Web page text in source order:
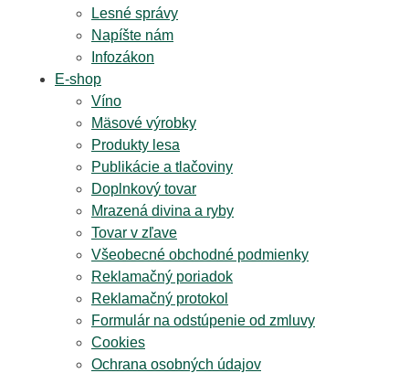
Lesné správy
Napíšte nám
Infozákon
E-shop
Víno
Mäsové výrobky
Produkty lesa
Publikácie a tlačoviny
Doplnkový tovar
Mrazená divina a ryby
Tovar v zľave
Všeobecné obchodné podmienky
Reklamačný poriadok
Reklamačný protokol
Formulár na odstúpenie od zmluvy
Cookies
Ochrana osobných údajov